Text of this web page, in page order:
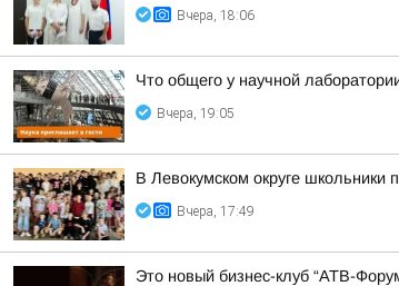
Вчера, 18:06
Что общего у научной
Вчера, 19:05
В Левокумском округе
Вчера, 17:49
Это новый бизнес-клуб “АТВ-